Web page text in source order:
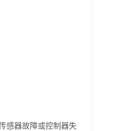
感器故障或控制器失